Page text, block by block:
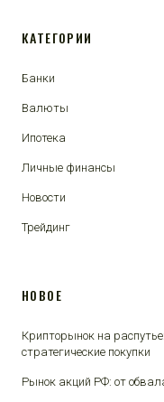
КАТЕГОРИИ
Банки
Валюты
Ипотека
Личные финансы
Новости
Трейдинг
НОВОЕ
Крипторынок на
стратегические покупки
Рынок акций РФ: от